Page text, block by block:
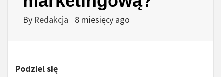
By Redakcja 8 miesięcy ago
Podziel się